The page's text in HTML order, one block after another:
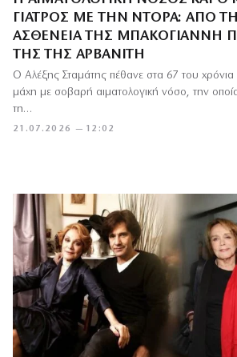
ΓΙΑΤΡΌΣ ΜΕ ΤΗΝ ΝΤΌΡΑ: ΑΠΌ
ΑΣΘΈΝΕΙΑ ΤΗΣ ΜΠΑΚΟΓΙΆΝΝΗ
ΤΗΣ ΤΗΣ ΑΡΒΑΝΊΤΗ
21.07.2026 — 12:02
Ο Αλέξης Σταμάτης πέθανε στα 67 του
μάχη με σοβαρή αιματολογική νόσο, την
τη…